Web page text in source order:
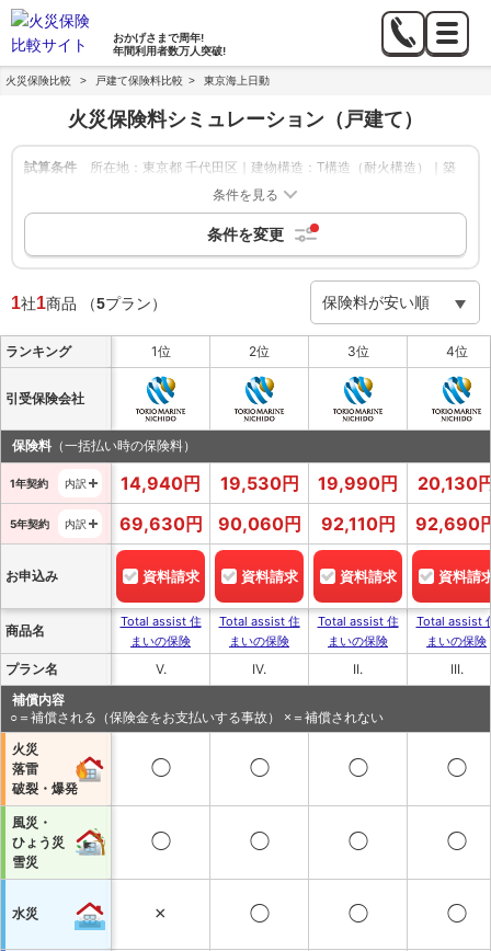
おかげさまで周年!
年間利用者数万人突破!
火災保険比較 > 戸建て保険料比較 > 東京海上日動
火災保険料シミュレーション （戸建て）
試算条件
所在地：東京都 千代田区｜建物構造：T構造（耐火構造）｜築
年数：新築｜建物の保険金額：1,000万円｜家財補償：-｜地震
保険：あり
保険期間：1年,5年| 保険会社：東京海上日動
条件を見る
条件を変更
1社1商品 （5プラン）
ランキング 1位 2位 3位 4位
引受保険会社
保険料 （一括払い時の保険料）
1年契約 内訳 14,940円 19,530円 19,990円 20,130
5年契約 内訳 69,630円 90,060円 92,110円 92,690
お申込み 資料請求 資料請求 資料請求 資料請
商品名
Total assist 住
まいの保険
Total assist 住
まいの保険
Total assist 住
まいの保険
Total assist
まいの保険
プラン名 V. IV. II. III.
補償内容
○＝補償される（保険金をお支払いする事故） ×＝補償されない
火災
落雷
破裂・爆発
◯ ◯ ◯ ◯
風災・
ひょう災
雪災
◯ ◯ ◯ ◯
水災 × ◯ ◯ ◯